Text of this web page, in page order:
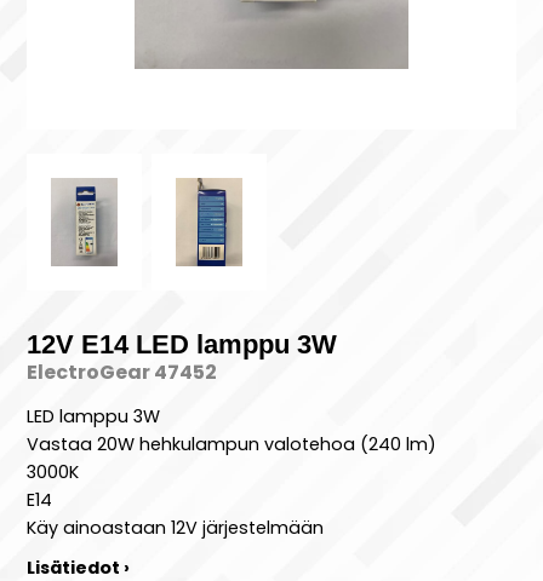
12V E14 LED lamppu 3W
ElectroGear 47452
LED lamppu 3W
Vastaa 20W hehkulampun valotehoa (240 lm)
3000K
E14
Käy ainoastaan 12V järjestelmään
Lisätiedot ›